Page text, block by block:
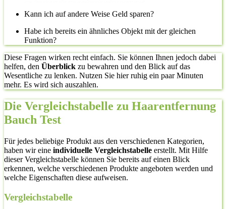
Kann ich auf andere Weise Geld sparen?
Habe ich bereits ein ähnliches Objekt mit der gleichen
Funktion?
Diese Fragen wirken recht einfach. Sie können Ihnen jedoch dabei
helfen, den Überblick zu bewahren und den Blick auf das
Wesentliche zu lenken. Nutzen Sie hier ruhig ein paar Minuten
mehr. Es wird sich auszahlen.
Die Vergleichstabelle zu Haarentfernung
Bauch Test
Für jedes beliebige Produkt aus den verschiedenen Kategorien,
haben wir eine individuelle Vergleichstabelle erstellt. Mit Hilfe
dieser Vergleichstabelle können Sie bereits auf einen Blick
erkennen, welche verschiedenen Produkte angeboten werden und
welche Eigenschaften diese aufweisen.
Vergleichstabelle